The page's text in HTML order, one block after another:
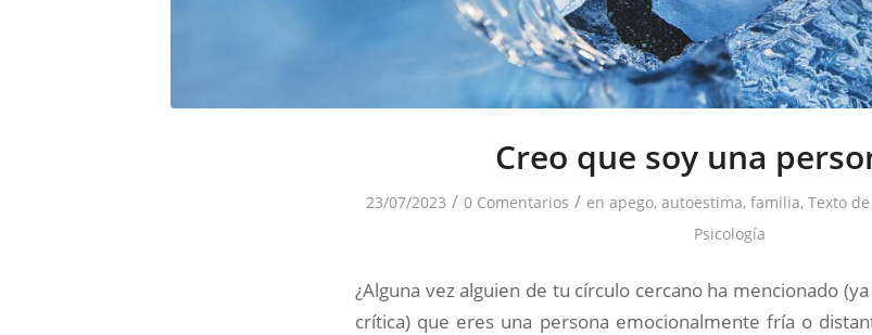
Creo que soy una
23/07/2023 / 0 Comentarios / en apego, autoestima, familia, Texto
Psicología
¿Alguna vez alguien de tu círculo cercano ha mencionado
crítica) que eres una persona emocionalmente fría o